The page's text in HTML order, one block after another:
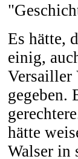
Es hätte,
einig,
Versailler
gegeben.
hätte
Walser in